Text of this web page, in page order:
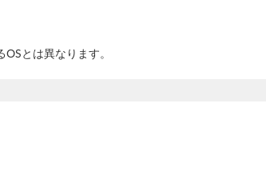
とは異なります。